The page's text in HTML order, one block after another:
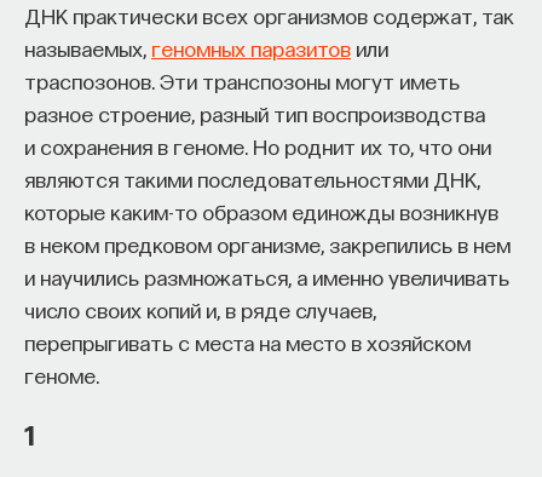
ДНК практически всех организмов содержат, так
называемых, геномных паразитов или
траспозонов. Эти транспозоны могут иметь
разное строение, разный тип воспроизводства
и сохранения в геноме. Но роднит их то, что они
являются такими последовательностями ДНК,
которые каким-то образом единожды возникнув
в неком предковом организме, закрепились в нем
и научились размножаться, а именно увеличивать
число своих копий и, в ряде случаев,
перепрыгивать с места на место в хозяйском
геноме.
1
зачем университет нужен в эпоху ИИ и почему
высшее образование нельзя сводить к быстрой
подготовке под нужды рынка.
Они обсуждают, как университеты выбирают
собственное будущее, почему результаты
образования раскрываются на длинной дистанции,
и что на самом деле должен уметь студент,
выходящий в сложный и быстро меняющийся мир.
А еще — почему ИИ не стоит просто запрещать,
практике мышления и коммуникации.